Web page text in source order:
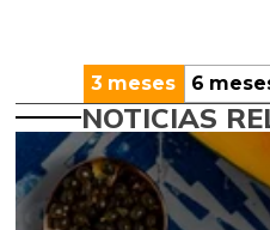
3 meses 6
NOTICIAS